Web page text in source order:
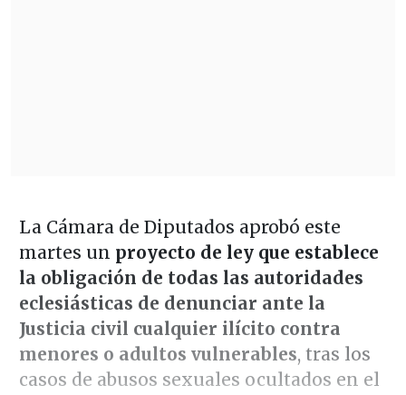
La Cámara de Diputados aprobó este
martes un proyecto de ley que establece
la obligación de todas las autoridades
eclesiásticas de denunciar ante la
Justicia civil cualquier ilícito contra
menores o adultos vulnerables, tras los
casos de abusos sexuales ocultados en el